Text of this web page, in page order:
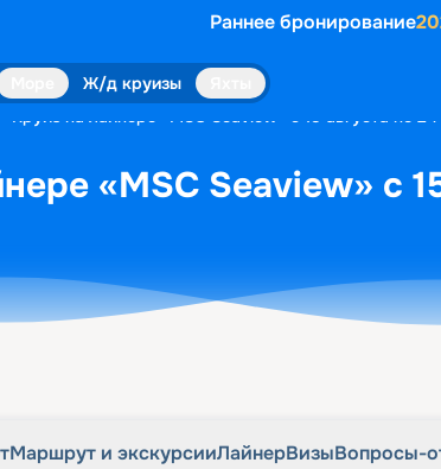
Раннее бронирование
Ж/д круизы
Круиз на лайнере «MSC Seaview» с 15 августа по
«MSC Seaview» с
Маршрут и экскурсииЛайнерВизыВопросы-